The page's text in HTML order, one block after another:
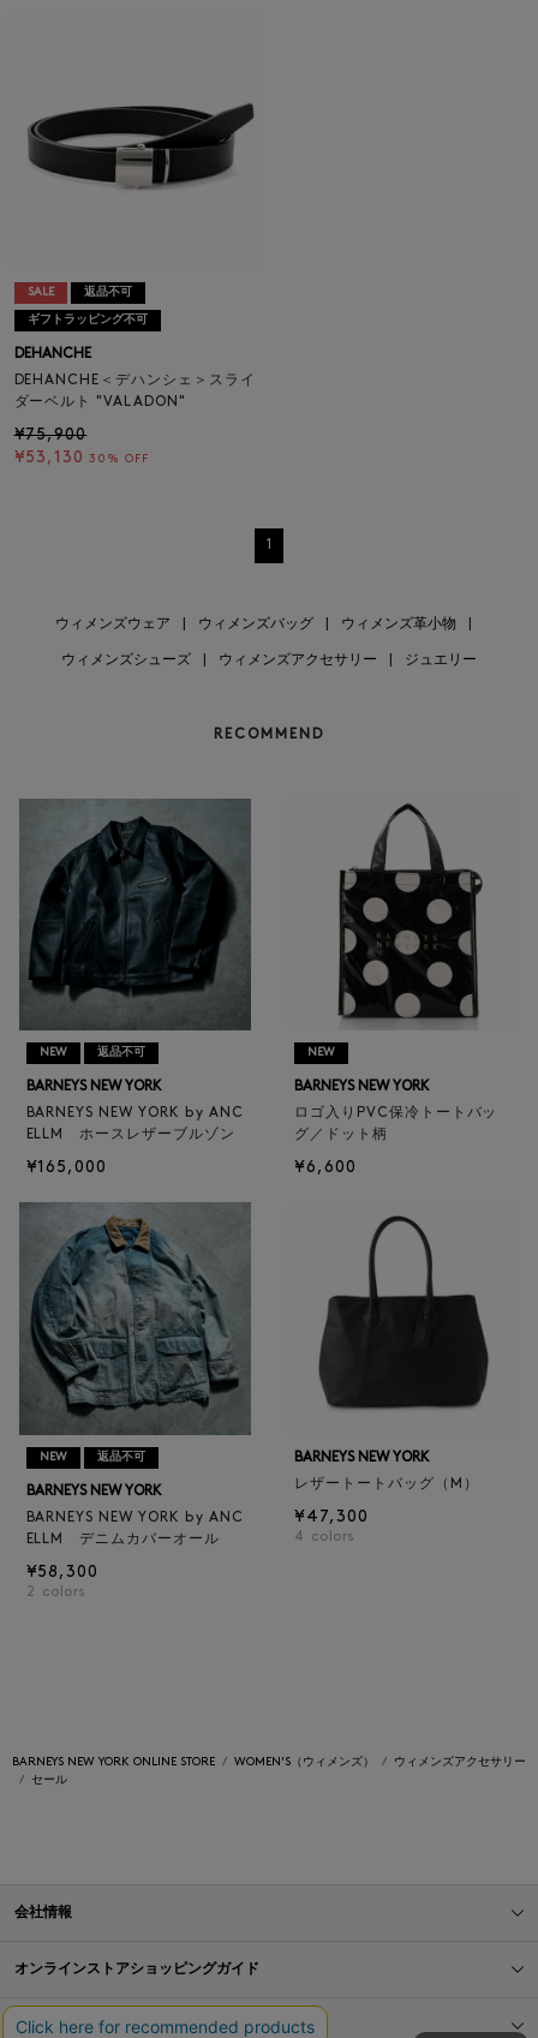
SALE 返品不可
ギフトラッピング不可
DEHANCHE
DEHANCHE＜デハンシェ＞スライ
ダーベルト "VALADON"
¥75,900
¥53,130 30% OFF
1
ウィメンズウェア ウィメンズバッグ ウィメンズ革小物
ウィメンズシューズ ウィメンズアクセサリー ジュエリー
RECOMMEND
NEW 返品不可
BARNEYS NEW YORK
BARNEYS NEW YORK by ANC
ELLM ホースレザーブルゾン
¥165,000
NEW
BARNEYS NEW YORK
ロゴ入りPVC保冷トートバッ
グ／ドット柄
¥6,600
NEW 返品不可
BARNEYS NEW YORK
BARNEYS NEW YORK by ANC
ELLM デニムカバーオール
¥58,300
2 colors
BARNEYS NEW YORK
レザートートバッグ（M）
¥47,300
4 colors
BARNEYS NEW YORK ONLINE STORE WOMEN'S（ウィメンズ）
ウィメンズアクセサリー
セール
会社情報
オンラインストアショッピングガイド
店舗情報